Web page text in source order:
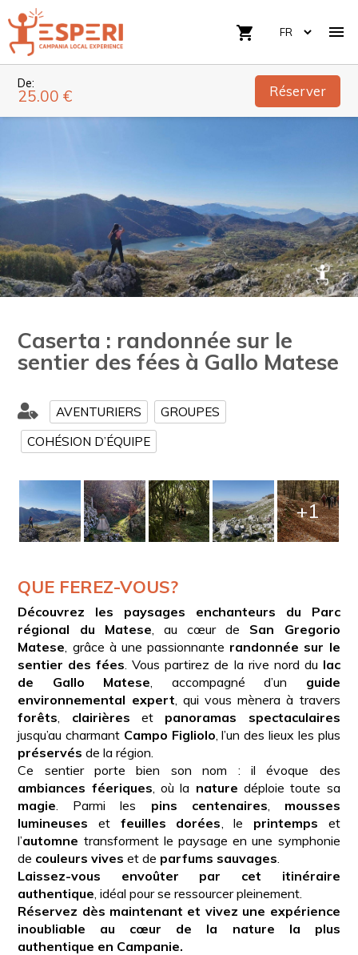

shopping_cart
De:
25.00 € Réserver
Caserta : randonnée sur le
sentier des fées à Gallo Matese
AVENTURIERS
GROUPES
COHÉSION D’ÉQUIPE
+1
QUE FEREZ-VOUS?
Découvrez les paysages enchanteurs du Parc
régional du Matese , au cœur de San Gregorio
Matese , grâce à une passionnante randonnée sur le
sentier des fées . Vous partirez de la rive nord du lac
de Gallo Matese , accompagné d’un guide
environnemental expert , qui vous mènera à travers
forêts
clairières et panoramas spectaculaires
jusqu’au charmant Campo Figliolo , l’un des lieux les plus
préservés de la région.
Ce sentier porte bien son nom : il évoque des
ambiances féeriques , où la nature déploie toute sa
magie . Parmi les pins centenaires
mousses
lumineuses et feuilles dorées , le printemps et
l’automne transforment le paysage en une symphonie
de couleurs vives et de parfums sauvages
Laissez-vous envoûter par cet itinéraire
authentique , idéal pour se ressourcer pleinement.
Réservez dès maintenant et vivez une expérience
inoubliable au cœur de la nature la plus
authentique en Campanie.